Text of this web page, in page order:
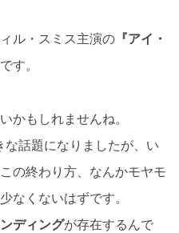
ル・スミス主演の 『アイ・
す。
かもしれませんね。
話題になりましたが、い
の終わり方、なんかモヤモ
なくないはずです。
ディングが存在するんで